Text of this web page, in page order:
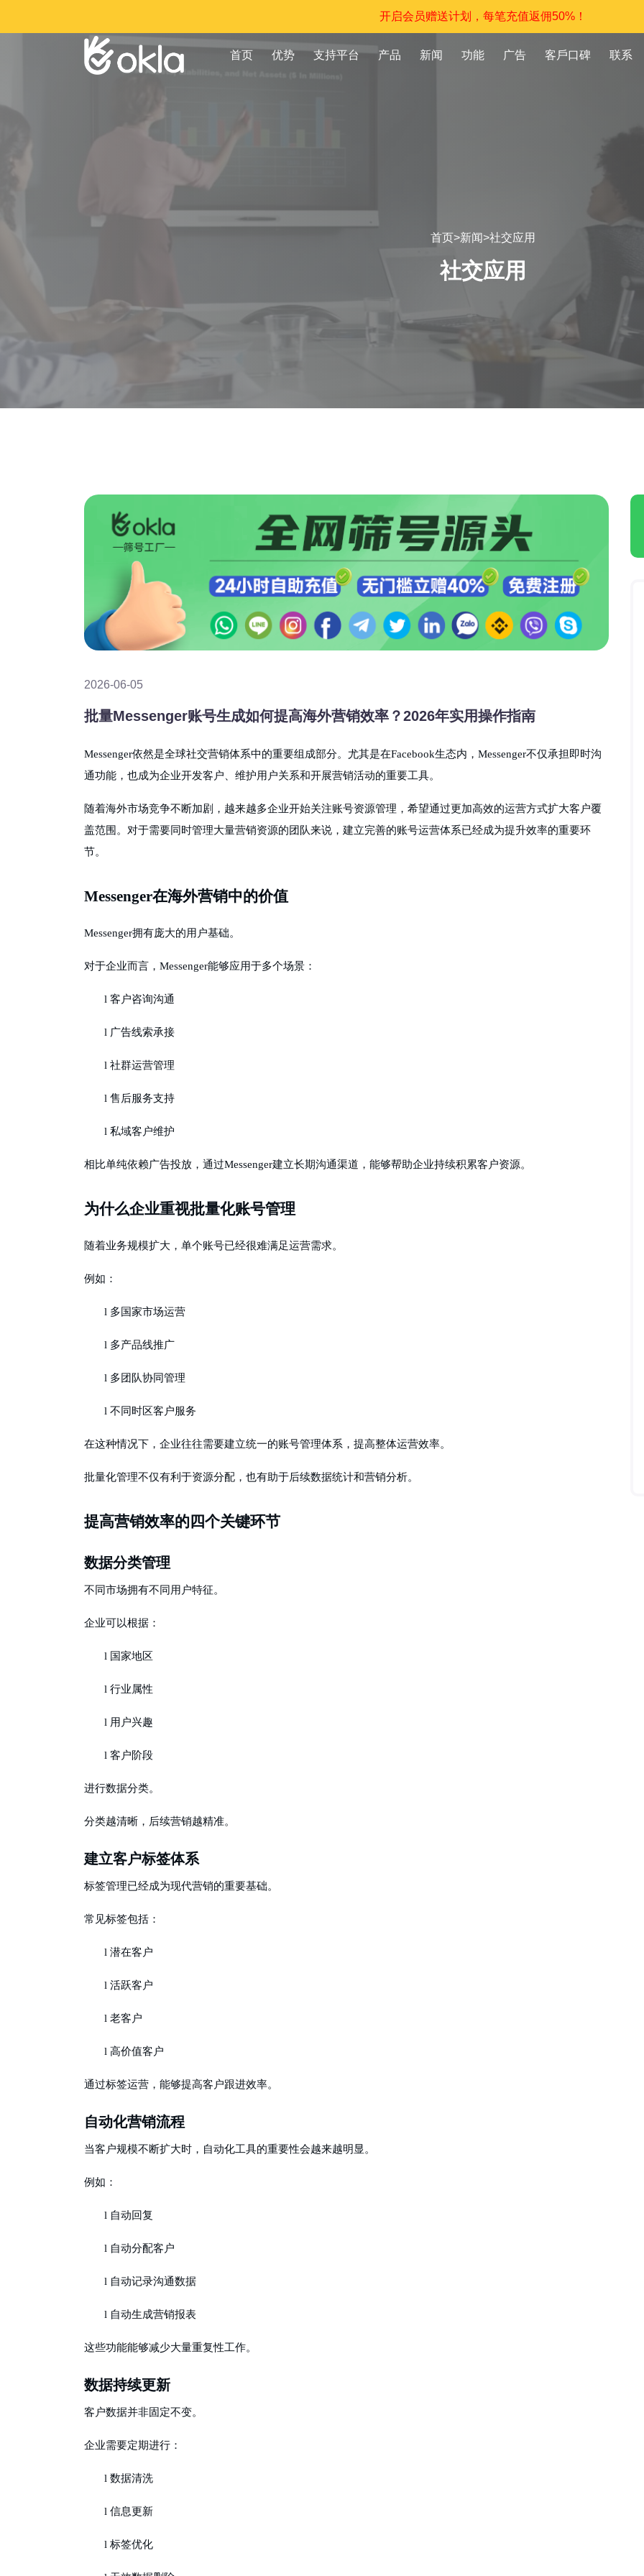
开启会员赠送计划，每笔充值返佣50%！
首页 优势 支持平台 产品 新闻 功能 广告 客戶口碑 联系
首页>新闻>社交应用
社交应用
2026-06-05
批量Messenger账号生成如何提高海外营销效率？2026年实用操作指南
Messenger依然是全球社交营销体系中的重要组成部分。尤其是在Facebook生态内，Messenger不仅承担即时沟
通功能，也成为企业开发客户、维护用户关系和开展营销活动的重要工具。
随着海外市场竞争不断加剧，越来越多企业开始关注账号资源管理，希望通过更加高效的运营方式扩大客户覆
盖范围。对于需要同时管理大量营销资源的团队来说，建立完善的账号运营体系已经成为提升效率的重要环
节。
Messenger在海外营销中的价值
Messenger拥有庞大的用户基础。
对于企业而言， Messenger能够应用于多个场景：
l 客户咨询沟通
l 广告线索承接
l 社群运营管理
l 售后服务支持
l 私域客户维护
相比单纯依赖广告投放，通过Messenger建立长期沟通渠道，能够帮助企业持续积累客户资源。
为什么企业重视批量化账号管理
随着业务规模扩大，单个账号已经很难满足运营需求。
例如：
l 多国家市场运营
l 多产品线推广
l 多团队协同管理
l 不同时区客户服务
在这种情况下，企业往往需要建立统一的账号管理体系，提高整体运营效率。
批量化管理不仅有利于资源分配，也有助于后续数据统计和营销分析。
提高营销效率的四个关键环节
数据分类管理
不同市场拥有不同用户特征。
企业可以根据：
l 国家地区
l 行业属性
l 用户兴趣
l 客户阶段
进行数据分类。
分类越清晰，后续营销越精准。
建立客户标签体系
标签管理已经成为现代营销的重要基础。
常见标签包括：
l 潜在客户
l 活跃客户
l 老客户
l 高价值客户
通过标签运营，能够提高客户跟进效率。
自动化营销流程
当客户规模不断扩大时，自动化工具的重要性会越来越明显。
例如：
l 自动回复
l 自动分配客户
l 自动记录沟通数据
l 自动生成营销报表
这些功能能够减少大量重复性工作。
数据持续更新
客户数据并非固定不变。
企业需要定期进行：
l 数据清洗
l 信息更新
l 标签优化